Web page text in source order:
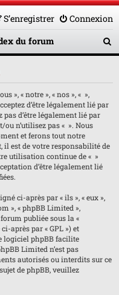
Connexion
S’enregistrer
du forum
e
», « notre », « nos », « »,
d’être légalement lié par
pas d’être légalement lié par
ou n’utilisez pas « ». Nous
et ferons tout notre
il est de votre responsabilité de
utilisation continue de « »
d’être légalement lié
ci-après par « ils », « eux »,
», « phpBB Limited »,
publiée sous la «
après par « GPL ») et
logiciel phpBB facilite
Limited n’est pas
autorisés ou interdits sur ce
de phpBB, veuillez